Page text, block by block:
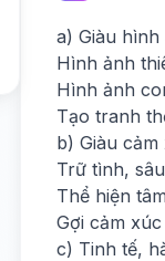
a) Giàu hình
Hình ảnh
Hình ảnh
Tạo tranh
b) Giàu cảm
Trữ tình,
Thể hiện
Gợi cảm
c) Tinh tế,